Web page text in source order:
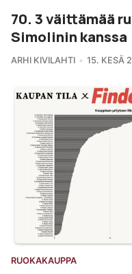
70. 3 väittämää
Simolinin kanssa
ARHI KIVILAHTI 15. KESÄ
RUOKAKAUPPA